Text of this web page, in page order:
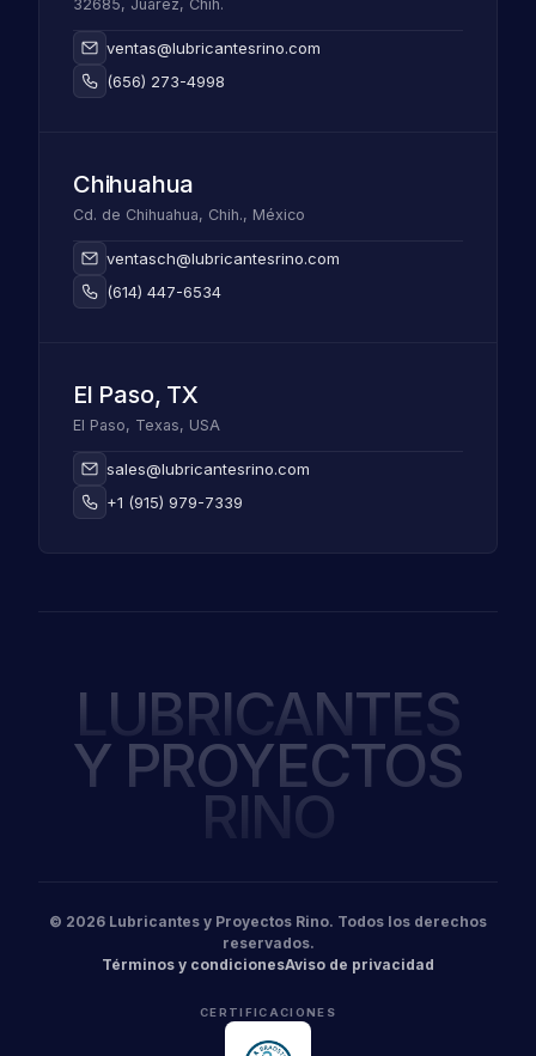
32685, Juárez, Chih.
ventas@lubricantesrino.com
(656) 273-4998
Chihuahua
Cd. de Chihuahua, Chih., México
ventasch@lubricantesrino.com
(614) 447-6534
El Paso, TX
El Paso, Texas, USA
sales@lubricantesrino.com
+1 (915) 979-7339
LUBRICANTES
Y PROYECTOS
RINO
© 2026 Lubricantes y Proyectos Rino. Todos los derechos
reservados.
Términos y condicionesAviso de privacidad
CERTIFICACIONES